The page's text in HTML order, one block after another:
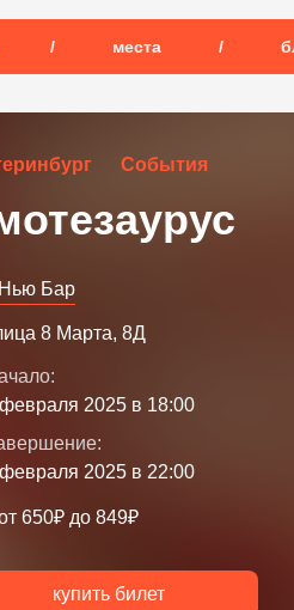
/ места /
События
купить билет
Нью Бар
8 Марта, 8Д
2025 в 18:00
2025 в 22:00
650₽ до 849₽